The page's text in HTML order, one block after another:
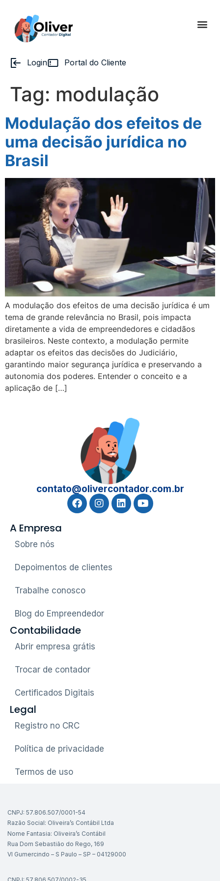
Login Portal do Cliente
Tag: modulação
Modulação dos efeitos de
uma decisão jurídica no
Brasil
A modulação dos efeitos de uma decisão jurídica é um
tema de grande relevância no Brasil, pois impacta
diretamente a vida de empreendedores e cidadãos
brasileiros. Neste contexto, a modulação permite
adaptar os efeitos das decisões do Judiciário,
garantindo maior segurança jurídica e preservando a
autonomia dos poderes. Entender o conceito e a
aplicação de […]
contato@olivercontador.com.br
A Empresa
Sobre nós
Depoimentos de clientes
Trabalhe conosco
Blog do Empreendedor
Contabilidade
Abrir empresa grátis
Trocar de contador
Certificados Digitais
Legal
Registro no CRC
Política de privacidade
Termos de uso
CNPJ: 57.806.507/0001-54
Razão Social: Oliveira’s Contábil Ltda
Nome Fantasia: Oliveira’s Contábil
Rua Dom Sebastião do Rego, 169
Vl Gumercindo – S Paulo – SP – 04129000